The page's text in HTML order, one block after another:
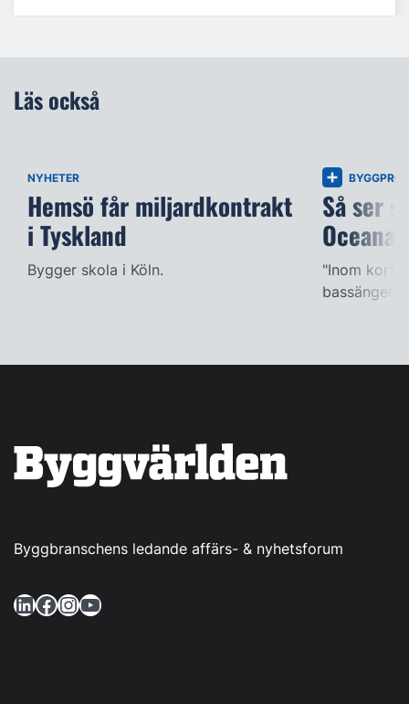
Läs också
NYHETER
Hemsö får miljardkontrakt
i Tyskland
Bygger skola i Köln.
Så ser
Oceana
"Inom kort
Byggbranschens ledande affärs- & nyhetsforum
LinkedIn Facebook InstagramYouTube